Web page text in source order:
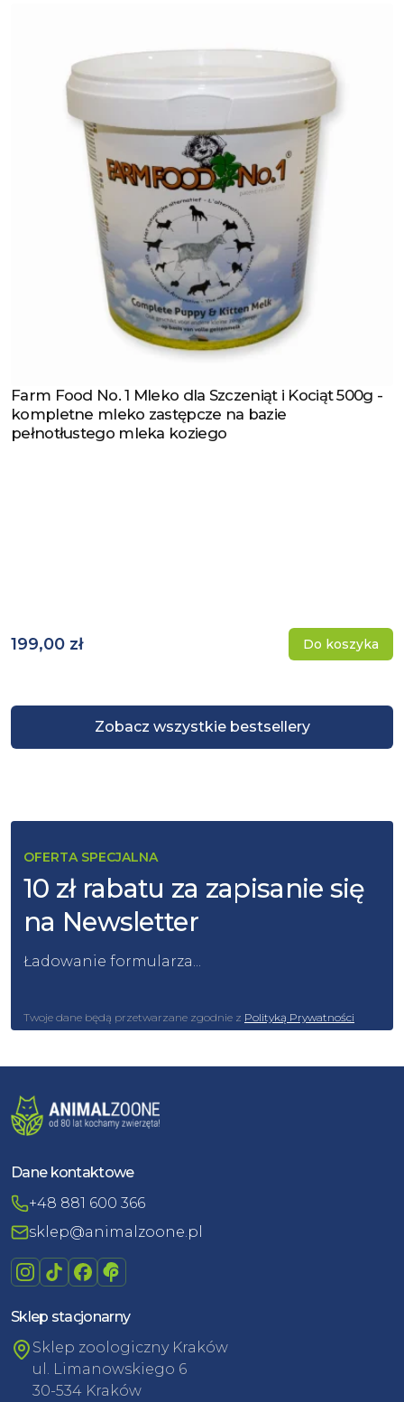
Zobacz wszystkie bestsellery
Zobacz produkt
Farm Food No. 1 Mleko dla Szczeniąt i Kociąt 500g -
kompletne mleko zastępcze na bazie
pełnotłustego mleka koziego
199,00 zł Do koszyka
OFERTA SPECJALNA
10 zł rabatu za zapisanie się
na Newsletter
Ładowanie formularza...
Twoje dane będą przetwarzane zgodnie z Polityką Prywatności
Dane kontaktowe
+48 881 600 366
sklep@animalzoone.pl
Sklep stacjonarny
Sklep zoologiczny Kraków
ul. Limanowskiego 6
30-534 Kraków